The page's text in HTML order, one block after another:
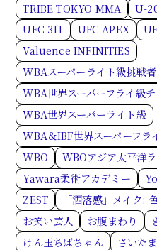
TRIBE TOKYO MMA
U-
UFC 311
UFC APEX
Valuence INFINITIES
WBAスーパーライト級挑戦
WBA世界スーパーフライ級
WBA世界スーパーライト級
WBA＆IBF世界スーパーフラ
WBO
WBOアジア太平洋
Yawara柔術アカデミー
ZEST
「洒落感」メイク:
お笑い芸人
お腹まわり
けん玉ちばちゃん
さいた